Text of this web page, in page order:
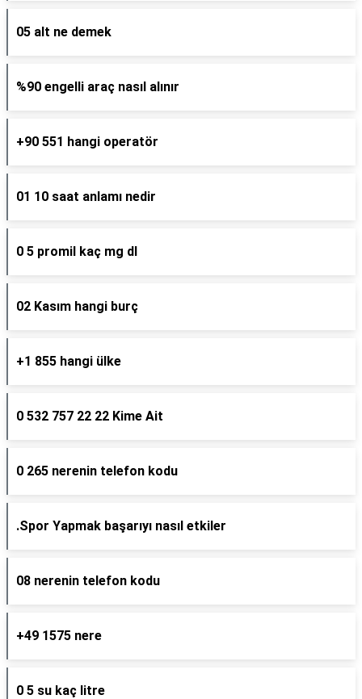
05 alt ne demek
%90 engelli araç nasıl alınır
+90 551 hangi operatör
01 10 saat anlamı nedir
0 5 promil kaç mg dl
02 Kasım hangi burç
+1 855 hangi ülke
0 532 757 22 22 Kime Ait
0 265 nerenin telefon kodu
.Spor Yapmak başarıyı nasıl etkiler
08 nerenin telefon kodu
+49 1575 nere
0 5 su kaç litre